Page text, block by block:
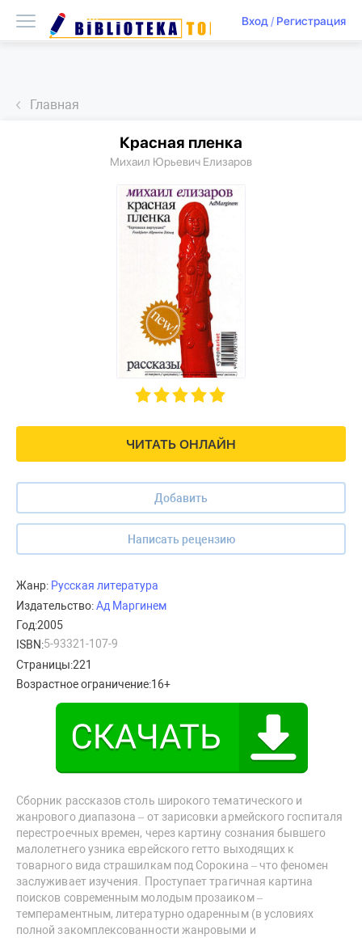
Вход/ Регистрация
Главная
ЧИТАТЬ ОНЛАЙН
Добавить
Написать рецензию
Красная пленка
Михаил Юрьевич Елизаров
Жанр: Русская литература
Издательство:Aд Маргинем
Год:2005
ISBN:5-93321-107-9
Страницы:221
Возрастное ограничение:16+
Сборник рассказов столь широкого тематического и
жанрового диапазона – от зарисовки армейского госпиталя
перестроечных времен, через картину сознания бывшего
малолетнего узника еврейского гетто выходящих к
товарного вида страшилкам под Сорокина – что феномен
заслуживает изучения. Проступает трагичная картина
поисков современным молодым прозаиком –
темпераментным, литературно одаренным (в условиях
полной закомплексованности жанровыми и